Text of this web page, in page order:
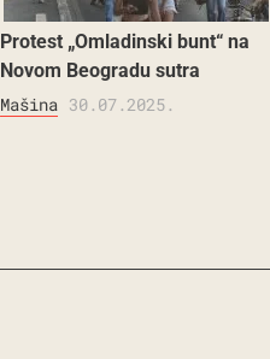
Protest „Omladinski bunt“ na
Novom Beogradu sutra
Mašina 30.07.2025.